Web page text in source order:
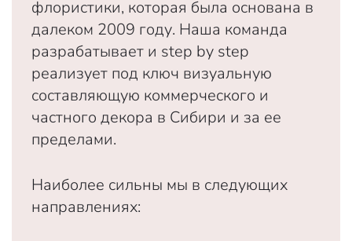
флористики, которая была основана в
далеком 2009 году. Наша команда
разрабатывает и step by step
реализует под ключ визуальную
составляющую коммерческого и
частного декора в Сибири и за ее
пределами.
Наиболее сильны мы в следующих
направлениях: